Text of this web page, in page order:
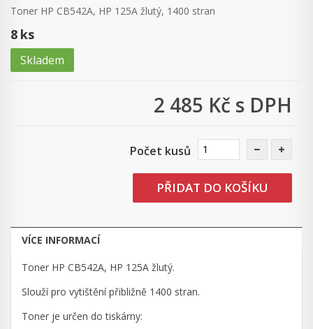
Toner HP CB542A, HP 125A žlutý, 1400 stran
8 ks
Skladem
2 485 Kč s DPH
Počet kusů
PŘIDAT DO KOŠÍKU
VÍCE INFORMACÍ
Toner HP CB542A, HP 125A žlutý.
Slouží pro vytištění přibližně 1400 stran.
Toner je určen do tiskárny: